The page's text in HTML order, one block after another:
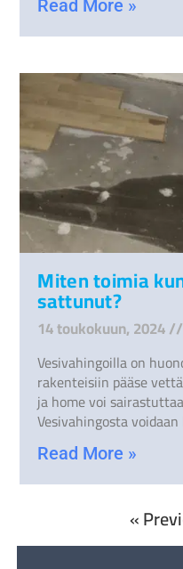
Read More »
Miten toimia
sattunut?
14 toukokuun, 2024
Vesivahingoilla on
rakenteisiin pääse
ja home voi
Vesivahingosta
Read More »
«